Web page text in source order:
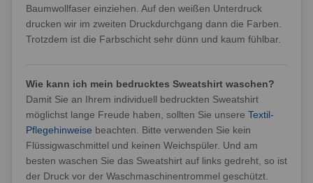
Baumwollfaser einziehen. Auf den weißen Unterdruck
drucken wir im zweiten Druckdurchgang dann die Farben.
Trotzdem ist die Farbschicht sehr dünn und kaum fühlbar.
Wie kann ich mein bedrucktes Sweatshirt waschen?
Damit Sie an Ihrem individuell bedruckten Sweatshirt
möglichst lange Freude haben, sollten Sie unsere Textil-
Pflegehinweise beachten. Bitte verwenden Sie kein
Flüssigwaschmittel und keinen Weichspüler. Und am
besten waschen Sie das Sweatshirt auf links gedreht, so ist
der Druck vor der Waschmaschinentrommel geschützt.